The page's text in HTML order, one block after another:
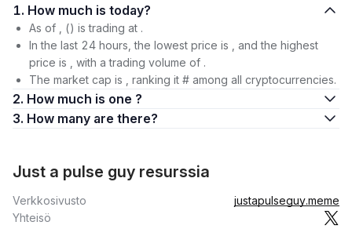
1. How much is today?
As of , () is trading at .
In the last 24 hours, the lowest price is , and the highest
price is , with a trading volume of .
The market cap is , ranking it # among all cryptocurrencies.
2. How much is one ?
3. How many are there?
Just a pulse guy resurssia
Verkkosivusto
justapulseguy.meme
Yhteisö